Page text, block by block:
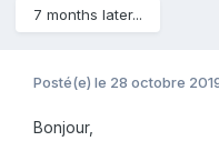
7 months later...
Posté(e) le 28 octobre
Bonjour,